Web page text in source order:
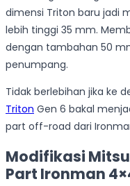
dimensi Triton baru jadi
lebih tinggi 35 mm.
dengan tambahan 50
penumpang.
Tidak berlebihan jika ke
Triton Gen 6 bakal
part off-road dari
Modifikasi
Part Ironman